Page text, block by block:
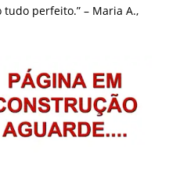
perfeito.” – Maria A.,